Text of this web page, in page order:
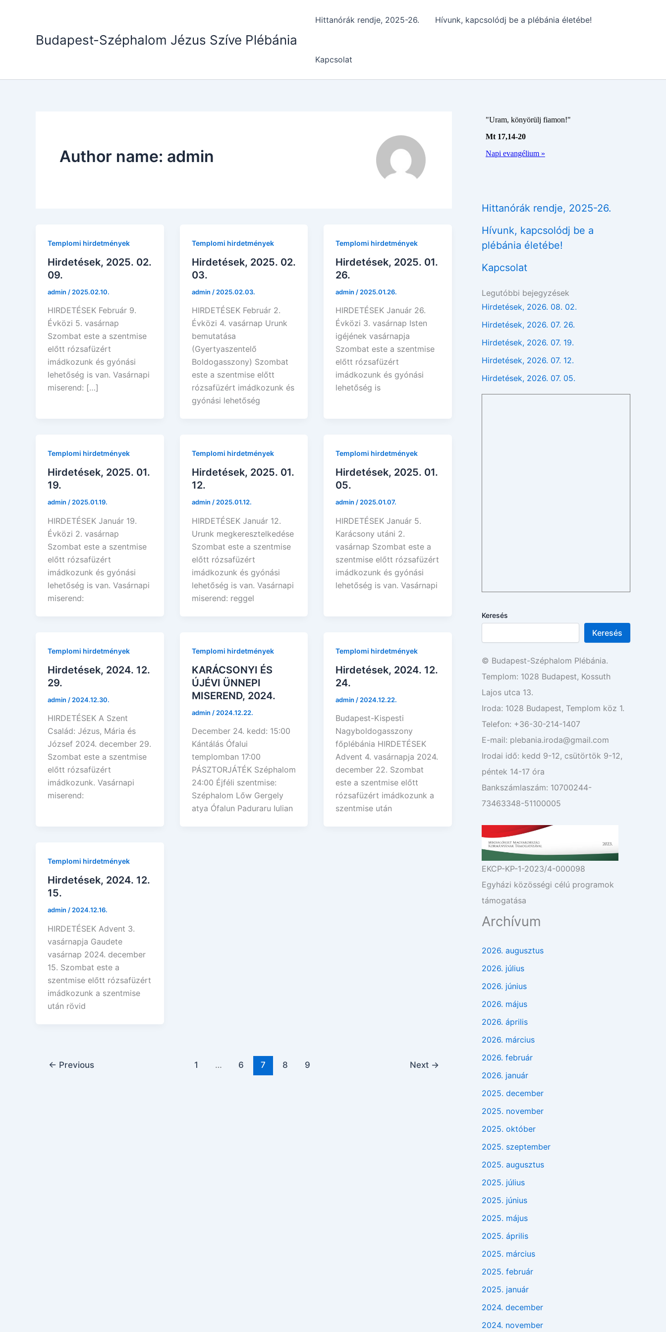
Budapest-Széphalom Jézus Szíve Plébánia
Hittanórák rendje, 2025-26. Hívunk, kapcsolódj be a plébánia életébe!
Kapcsolat
Author name: admin
Templomi hirdetmények
Hirdetések, 2025. 02.
09.
admin / 2025.02.10.
HIRDETÉSEK Február 9.
Évközi 5. vasárnap
Szombat este a szentmise
előtt rózsafüzért
imádkozunk és gyónási
lehetőség is van. Vasárnapi
miserend: […]
Templomi hirdetmények
Hirdetések, 2025. 02.
03.
admin / 2025.02.03.
HIRDETÉSEK Február 2.
Évközi 4. vasárnap Urunk
bemutatása
(Gyertyaszentelő
Boldogasszony) Szombat
este a szentmise előtt
rózsafüzért imádkozunk és
gyónási lehetőség
Templomi hirdetmények
Hirdetések, 2025. 01.
26.
admin / 2025.01.26.
HIRDETÉSEK Január 26.
Évközi 3. vasárnap Isten
igéjének vasárnapja
Szombat este a szentmise
előtt rózsafüzért
imádkozunk és gyónási
lehetőség is
Templomi hirdetmények
Hirdetések, 2025. 01.
19.
admin / 2025.01.19.
HIRDETÉSEK Január 19.
Évközi 2. vasárnap
Szombat este a szentmise
előtt rózsafüzért
imádkozunk és gyónási
lehetőség is van. Vasárnapi
miserend:
Templomi hirdetmények
Hirdetések, 2025. 01.
12.
admin / 2025.01.12.
HIRDETÉSEK Január 12.
Urunk megkeresztelkedése
Szombat este a szentmise
előtt rózsafüzért
imádkozunk és gyónási
lehetőség is van. Vasárnapi
miserend: reggel
Templomi hirdetmények
Hirdetések, 2025. 01.
05.
admin / 2025.01.07.
HIRDETÉSEK Január 5.
Karácsony utáni 2.
vasárnap Szombat este a
szentmise előtt rózsafüzért
imádkozunk és gyónási
lehetőség is van. Vasárnapi
Templomi hirdetmények
Hirdetések, 2024. 12.
29.
admin / 2024.12.30.
HIRDETÉSEK A Szent
Család: Jézus, Mária és
József 2024. december 29.
Szombat este a szentmise
előtt rózsafüzért
imádkozunk. Vasárnapi
miserend:
Templomi hirdetmények
KARÁCSONYI ÉS
ÚJÉVI ÜNNEPI
MISEREND, 2024.
admin / 2024.12.22.
December 24. kedd: 15:00
Kántálás Ófalui
templomban 17:00
PÁSZTORJÁTÉK Széphalom
24:00 Éjféli szentmise:
Széphalom Lőw Gergely
atya Ófalun Paduraru Iulian
Templomi hirdetmények
Hirdetések, 2024. 12.
24.
admin / 2024.12.22.
Budapest-Kispesti
Nagyboldogasszony
főplébánia HIRDETÉSEK
Advent 4. vasárnapja 2024.
december 22. Szombat
este a szentmise előtt
rózsafüzért imádkozunk a
szentmise után
Templomi hirdetmények
Hirdetések, 2024. 12.
15.
admin / 2024.12.16.
HIRDETÉSEK Advent 3.
vasárnapja Gaudete
vasárnap 2024. december
15. Szombat este a
szentmise előtt rózsafüzért
imádkozunk a szentmise
után rövid
← Previous 1 … 6 7 8 9 Next →
Hittanórák rendje, 2025-26.
Hívunk, kapcsolódj be a
plébánia életébe!
Kapcsolat
Legutóbbi bejegyzések
Hirdetések, 2026. 08. 02.
Hirdetések, 2026. 07. 26.
Hirdetések, 2026. 07. 19.
Hirdetések, 2026. 07. 12.
Hirdetések, 2026. 07. 05.
Keresés
Keresés
© Budapest-Széphalom Plébánia.
Templom: 1028 Budapest, Kossuth
Lajos utca 13.
Iroda: 1028 Budapest, Templom köz 1.
Telefon: +36-30-214-1407
E-mail: plebania.iroda@gmail.com
Irodai idő: kedd 9-12, csütörtök 9-12,
péntek 14-17 óra
Bankszámlaszám: 10700244-
73463348-51100005
EKCP-KP-1-2023/4-000098
Egyházi közösségi célú programok
támogatása
Archívum
2026. augusztus
2026. július
2026. június
2026. május
2026. április
2026. március
2026. február
2026. január
2025. december
2025. november
2025. október
2025. szeptember
2025. augusztus
2025. július
2025. június
2025. május
2025. április
2025. március
2025. február
2025. január
2024. december
2024. november